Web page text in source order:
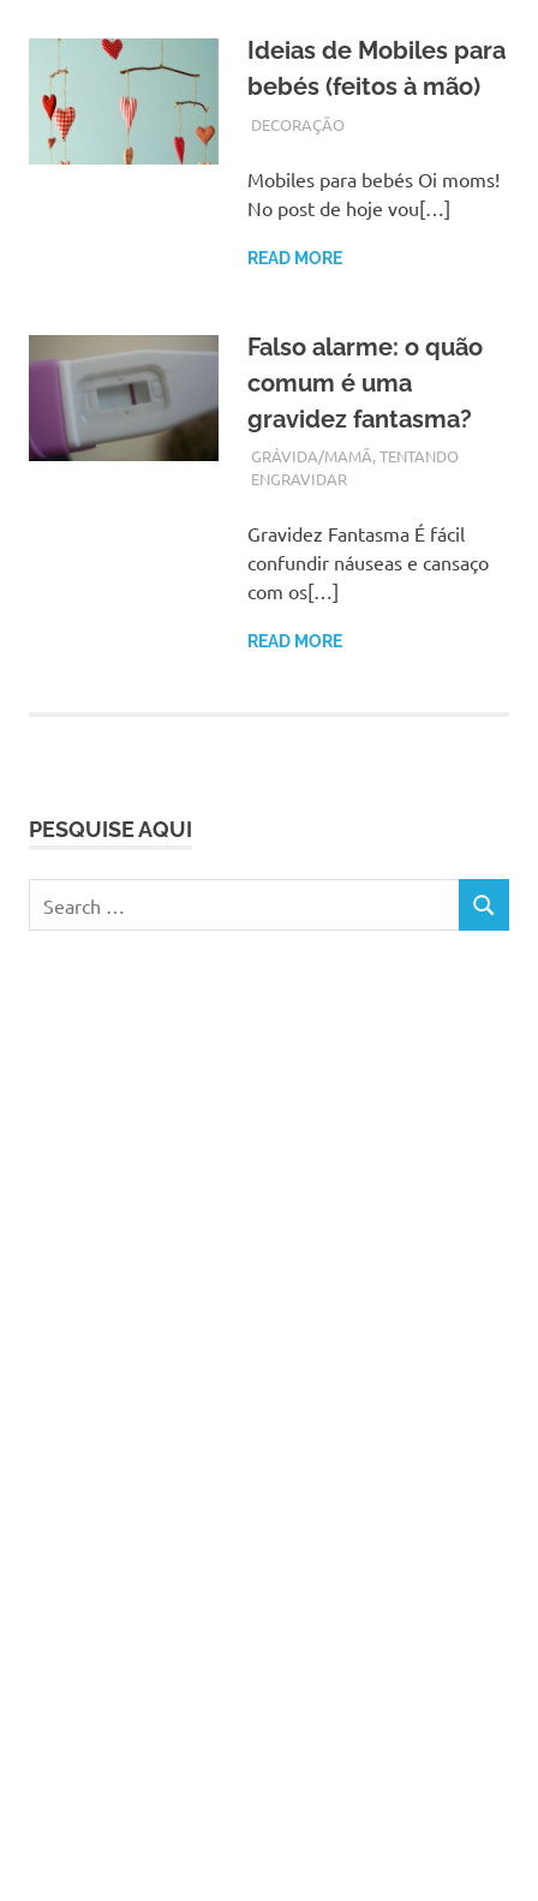
Ideias de Mobiles para
bebés (feitos à mão)
AGOSTO 28, 2017
ADMIN
DECORAÇÃO
Mobiles para bebés Oi moms!
No post de hoje vou[…]
READ MORE
Falso alarme: o quão
comum é uma
gravidez fantasma?
AGOSTO 3, 2017
ADMIN
GRÁVIDA/MAMÃ,TENTANDO
ENGRAVIDAR
Gravidez Fantasma É fácil
confundir náuseas e cansaço
com os[…]
READ MORE
PESQUISE AQUI
for:
SEARCH